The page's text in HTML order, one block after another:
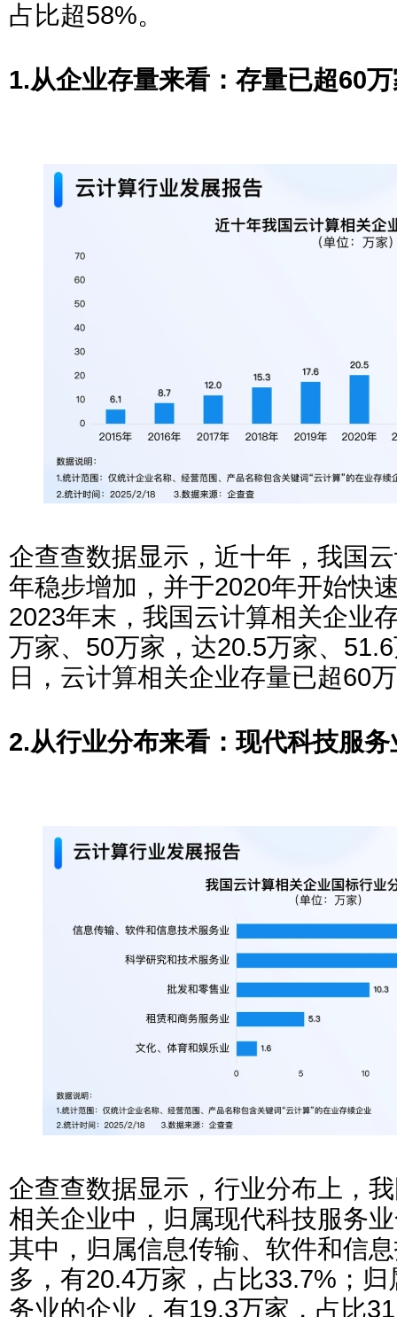
占比超58%。
1.从企业存量来看：存量已超60
企查查数据显示，近十年，我国
年稳步增加，并于2020年开始快
2023年末，我国云计算相关企业
万家、50万家，达20.5万家、
日，云计算相关企业存量已超60
2.从行业分布来看：现代科技服
企查查数据显示，行业分布上，
相关企业中，归属现代科技服务
其中，归属信息传输、软件和信
多，有20.4万家，占比33.7%；
务业的企业，有19.3万家，占比